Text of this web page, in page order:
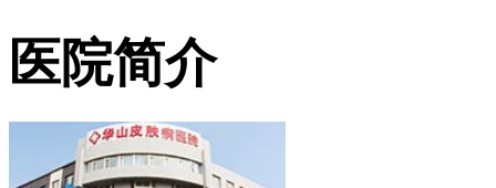
医院简介